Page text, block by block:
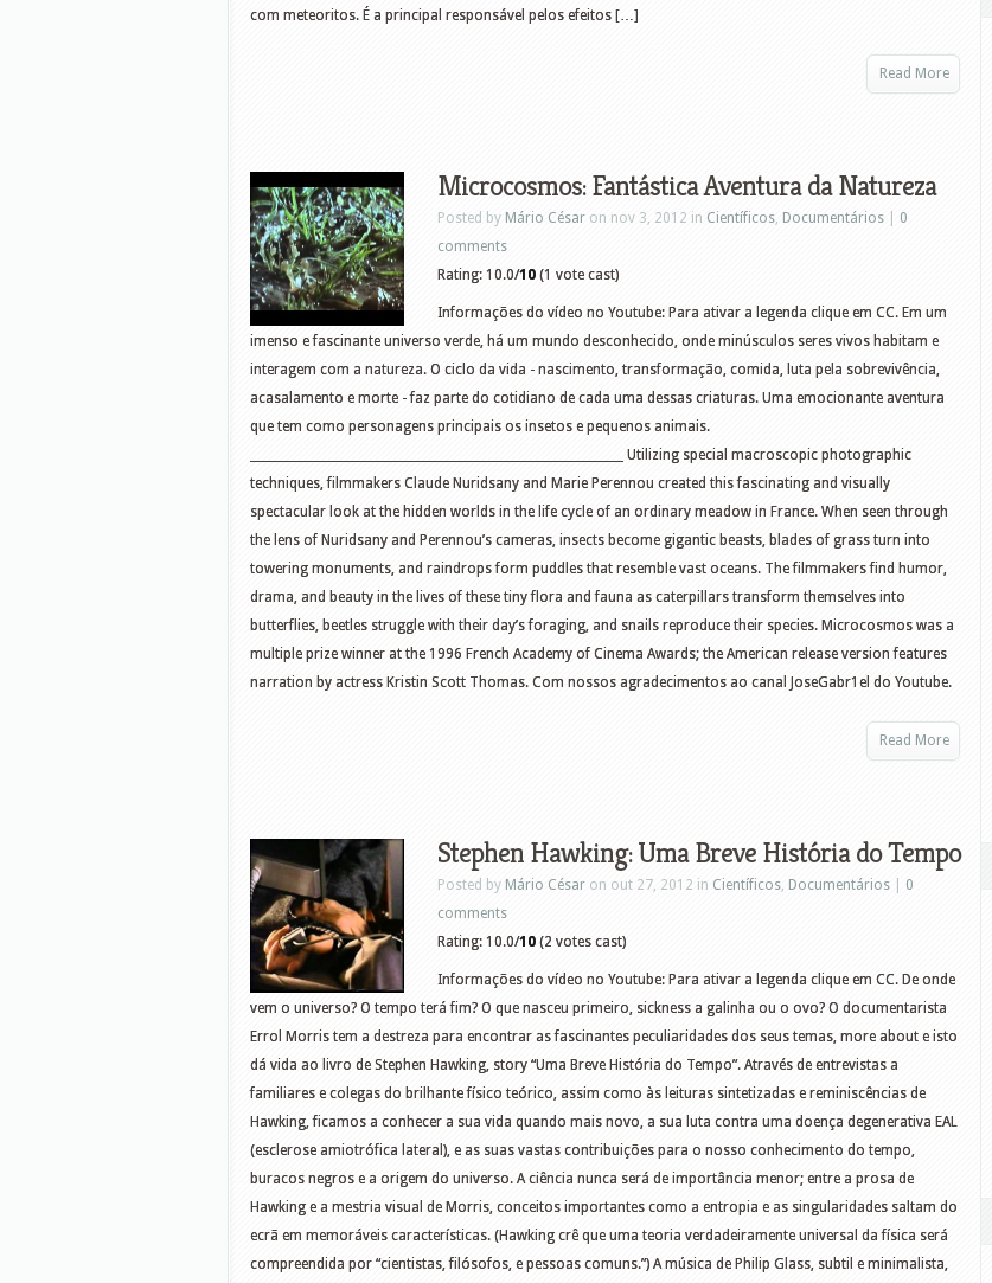
com meteoritos. É a principal responsável pelos efeitos […]
Read More
Microcosmos: Fantástica Aventura da Natureza
Posted by Mário César on nov 3, 2012 in Científicos, Documentários
0
comments
Rating: 10.0/10 (1 vote cast)
Informações do vídeo no Youtube: Para ativar a legenda clique em CC. Em um
imenso e fascinante universo verde, há um mundo desconhecido, onde minúsculos seres vivos habitam e
interagem com a natureza. O ciclo da vida - nascimento, transformação, comida, luta pela sobrevivência,
acasalamento e morte - faz parte do cotidiano de cada uma dessas criaturas. Uma emocionante aventura
que tem como personagens principais os insetos e pequenos animais.
_______________________________________________________________ Utilizing special macroscopic photographic
techniques, filmmakers Claude Nuridsany and Marie Perennou created this fascinating and visually
spectacular look at the hidden worlds in the life cycle of an ordinary meadow in France. When seen through
the lens of Nuridsany and Perennou’s cameras, insects become gigantic beasts, blades of grass turn into
towering monuments, and raindrops form puddles that resemble vast oceans. The filmmakers find humor,
drama, and beauty in the lives of these tiny flora and fauna as caterpillars transform themselves into
butterflies, beetles struggle with their day’s foraging, and snails reproduce their species. Microcosmos was a
multiple prize winner at the 1996 French Academy of Cinema Awards; the American release version features
narration by actress Kristin Scott Thomas. Com nossos agradecimentos ao canal JoseGabr1el do Youtube.
Read More
Stephen Hawking: Uma Breve História do Tempo
Posted by Mário César on out 27, 2012 in Científicos, Documentários
0
comments
Rating: 10.0/10 (2 votes cast)
Informações do vídeo no Youtube: Para ativar a legenda clique em CC. De onde
vem o universo? O tempo terá fim? O que nasceu primeiro, sickness a galinha ou o ovo? O documentarista
Errol Morris tem a destreza para encontrar as fascinantes peculiaridades dos seus temas, more about e isto
dá vida ao livro de Stephen Hawking, story “Uma Breve História do Tempo”. Através de entrevistas a
familiares e colegas do brilhante físico teórico, assim como às leituras sintetizadas e reminiscências de
Hawking, ficamos a conhecer a sua vida quando mais novo, a sua luta contra uma doença degenerativa EAL
(esclerose amiotrófica lateral), e as suas vastas contribuições para o nosso conhecimento do tempo,
buracos negros e a origem do universo. A ciência nunca será de importância menor; entre a prosa de
Hawking e a mestria visual de Morris, conceitos importantes como a entropia e as singularidades saltam do
ecrã em memoráveis características. (Hawking crê que uma teoria verdadeiramente universal da física será
compreendida por “cientistas, filósofos, e pessoas comuns.”) A música de Philip Glass, subtil e minimalista,